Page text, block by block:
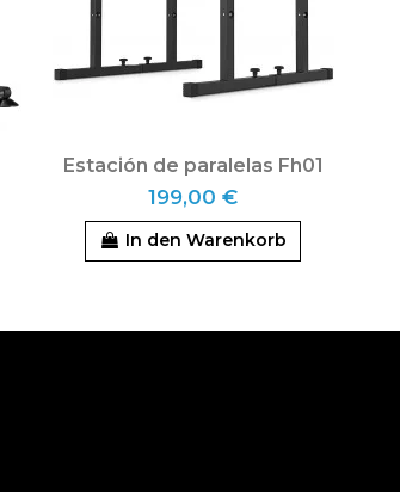
Estación de paralelas Fh01
199,00 €
In den Warenkorb